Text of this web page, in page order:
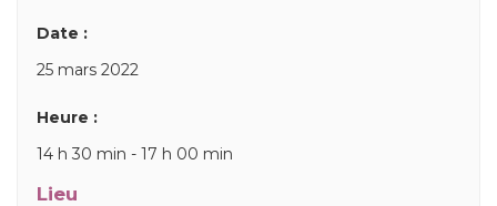
Date :
25 mars 2022
Heure :
14 h 30 min - 17 h 00 min
Lieu